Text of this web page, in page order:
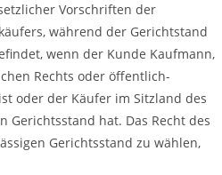
Vorschriften der
während der Gerichtstand
wenn der Kunde Kaufmann,
Rechts oder öffentlich-
oder der Käufer im Sitzland des
Gerichtsstand hat. Das Recht des
Gerichtsstand zu wählen,